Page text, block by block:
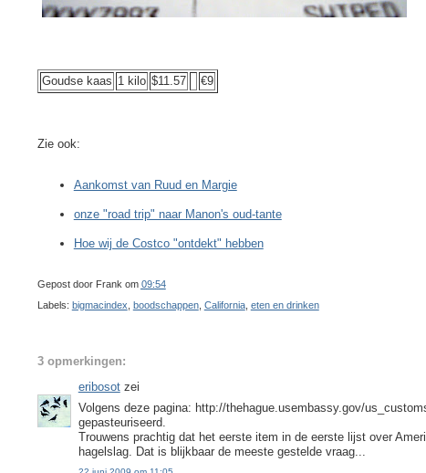
Goudse kaas 1 kilo $11.57 €9
Zie ook:
Aankomst van Ruud en Margie
onze "road trip" naar Manon's oud-tante
Hoe wij de Costco "ontdekt" hebben
Gepost door Frank om 09:54
Labels: bigmacindex boodschappen, California, eten en drinken
3 opmerkingen:
eribosotzei
Volgens deze pagina: http://thehague.usembassy.gov/
gepasteuriseerd.
Trouwens prachtig dat het eerste item in de eerste lijst over
hagelslag. Dat is blijkbaar de meeste gestelde vraag...